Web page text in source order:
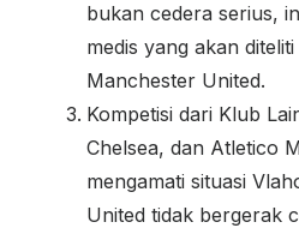
bukan cedera serius,
medis yang akan
Manchester United.
Kompetisi dari Klub
Chelsea, dan Atletico
mengamati situasi
United tidak bergerak